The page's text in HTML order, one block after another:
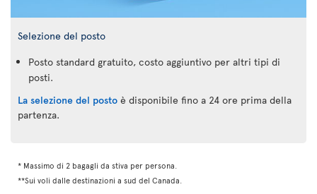
Selezione del posto
Posto standard gratuito, costo aggiuntivo per altri tipi di
posti.
La selezione del posto è disponibile fino a 24 ore prima della
partenza.
* Massimo di 2 bagagli da stiva per persona.
**Sui voli dalle destinazioni a sud del Canada.